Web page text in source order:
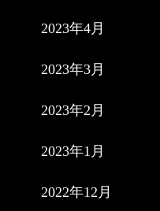
2023年4月
2023年3月
2023年2月
2023年1月
2022年12月